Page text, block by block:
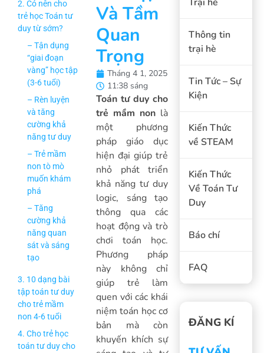
2. Có nên cho
trẻ học Toán tư
duy từ sớm?
– Tận dụng
“giai đoạn
vàng” học tập
(3-6 tuổi)
– Rèn luyện
và tăng
cường khả
năng tư duy
– Trẻ mầm
non tò mò
muốn khám
phá
– Tăng
cường khả
năng quan
sát và sáng
tạo
3. 10 dạng bài
tập toán tư duy
cho trẻ mầm
non 4-6 tuổi
4. Cho trẻ học
toán tư duy cho
Và Tầm
Quan
Trọng
Tháng 4 1, 2025
11:38 sáng
Toán tư duy cho
trẻ mầm non là
một phương
pháp giáo dục
hiện đại giúp trẻ
nhỏ phát triển
khả năng tư duy
logic, sáng tạo
thông qua các
hoạt động và trò
chơi toán học.
Phương pháp
này không chỉ
giúp trẻ làm
quen với các khái
niệm toán học cơ
bản mà còn
khuyến khích sự
Báo chí
FAQ
Kiến Thức
về STEAM
Kiến Thức
Về Toán Tư
Duy
Thông tin
trại hè
Tin Tức – Sự
Kiện
ĐĂNG KÍ